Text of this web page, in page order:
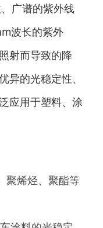
广谱的紫外线
波长的紫外
射而导致的降
异的光稳定性、
应用于塑料、涂
聚烯烃、聚酯等